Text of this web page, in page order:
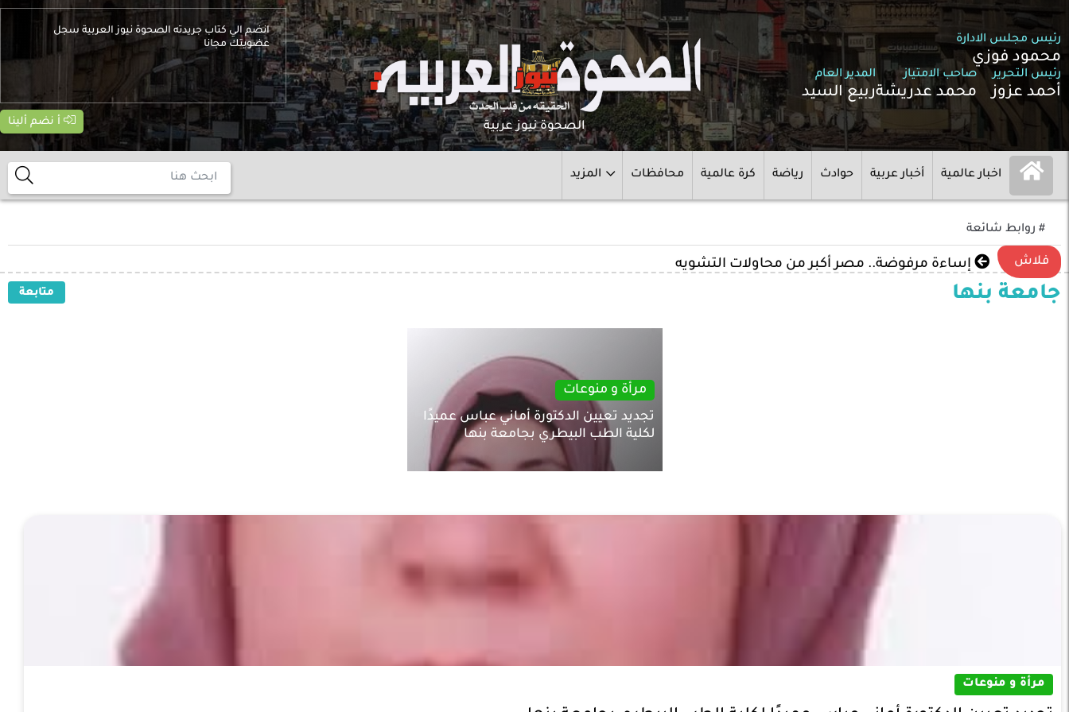
رئيس مجلس الادارة
محمود فوزي
رئيس التحرير
أحمد عزوز
صاحب الامتياز
محمد عدريشة
المدير العام
ربيع السيد
الصحوة نيوز عربية
انضم الي كتاب جريدته الصحوة نيوز العربية سجل
عضويتك مجانا
أ نضم ألينا
اخبار عالمية أخبار عربية حوادث رياضة كرة عالمية محافظات المزيد
# روابط شائعة
فلاش إساءة مرفوضة.. مصر أكبر من محاولات التشويه
جامعة بنها متابعة
مرأة و منوعات
تجديد تعيين الدكتورة أماني عباس عميدًا
لكلية الطب البيطري بجامعة بنها
مرأة و منوعات